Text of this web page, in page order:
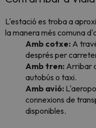
L'estació es troba a
la manera més comuna
Amb cotxe: A
després per
Amb tren: Arribar
autobús o taxi.
Amb avió:
connexions de
disponibles.